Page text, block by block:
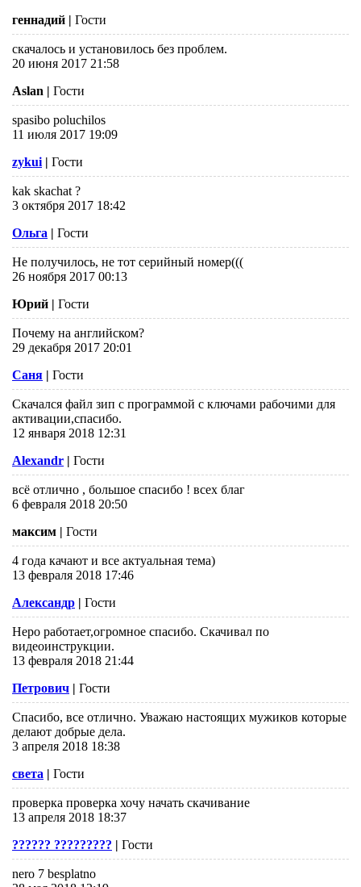
геннадий | Гости
скачалось и установилось без проблем.
20 июня 2017 21:58
Aslan | Гости
spasibo poluchilos
11 июля 2017 19:09
zykui | Гости
kak skachat ?
3 октября 2017 18:42
Ольга | Гости
Не получилось, не тот серийный номер(((
26 ноября 2017 00:13
Юрий | Гости
Почему на английском?
29 декабря 2017 20:01
Саня | Гости
Скачался файл зип с программой с ключами рабочими для
активации,спасибо.
12 января 2018 12:31
Alexandr | Гости
всё отлично , большое спасибо ! всех благ
6 февраля 2018 20:50
максим | Гости
4 года качают и все актуальная тема)
13 февраля 2018 17:46
Александр | Гости
Неро работает,огромное спасибо. Скачивал по
видеоинструкции.
13 февраля 2018 21:44
Петрович | Гости
Спасибо, все отлично. Уважаю настоящих мужиков которые
делают добрые дела.
3 апреля 2018 18:38
света | Гости
проверка проверка хочу начать скачивание
13 апреля 2018 18:37
?????? ????????? | Гости
nero 7 besplatno